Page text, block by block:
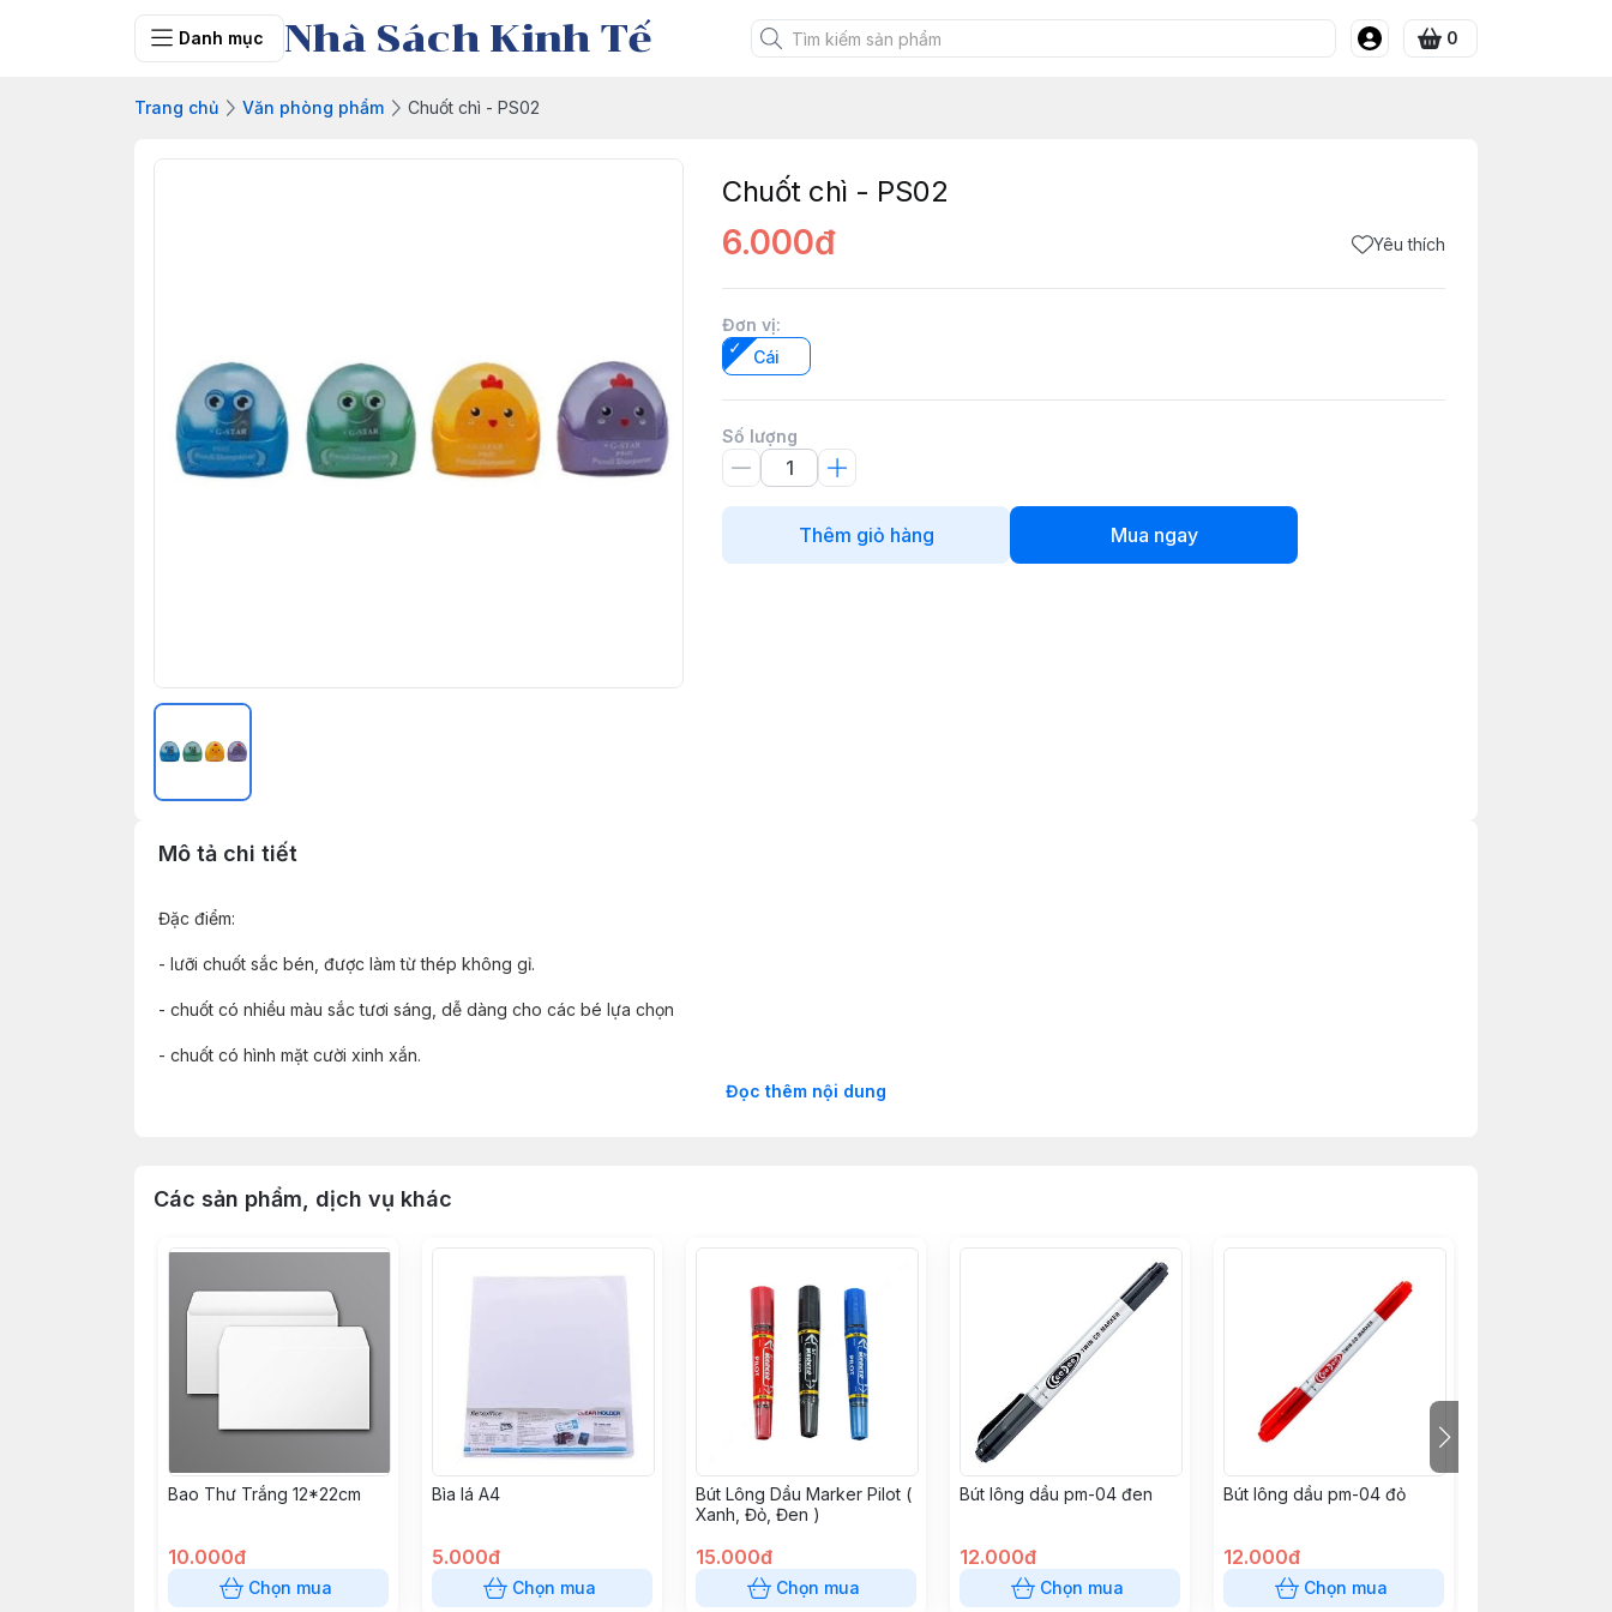
Danh mục Nhà Sách Kinh Tế 0
Trang chủ Văn phòng phẩm Chuốt chì - PS02
Chuốt chì - PS02
6.000đ Yêu thích
Đơn vị:
Cái
Số lượng
Thêm giỏ hàng Mua ngay
Mô tả chi tiết
Đặc điểm:
- lưỡi chuốt sắc bén, được làm từ thép không gỉ.
- chuốt có nhiều màu sắc tươi sáng, dễ dàng cho các bé lựa chọn
- chuốt có hình mặt cười xinh xắn.
Đọc thêm nội dung
Các sản phẩm, dịch vụ khác
Bao Thư Trắng 12*22cm
10.000đ
Chọn mua
Bìa lá A4
5.000đ
Chọn mua
Bút Lông Dầu Marker Pilot (
Xanh, Đỏ, Đen )
15.000đ
Chọn mua
Bút lông dầu pm-04 đen
12.000đ
Chọn mua
Bút lông dầu pm-04 đỏ
12.000đ
Chọn mua